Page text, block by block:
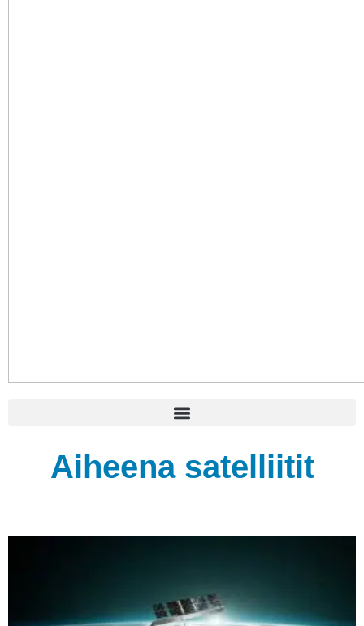
Aiheena satelliitit